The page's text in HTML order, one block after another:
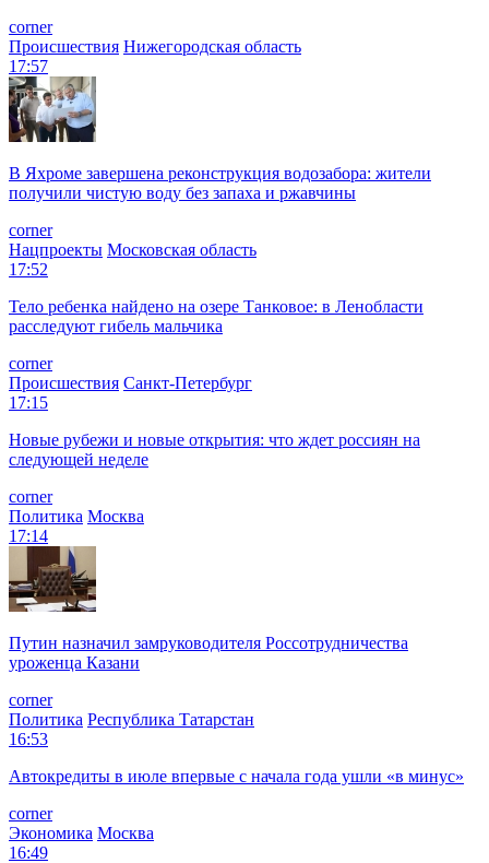
corner
Происшествия Нижегородская область
17:57
В Яхроме завершена реконструкция водозабора: жители
получили чистую воду без запаха и ржавчины
corner
Нацпроекты Московская область
17:52
Тело ребенка найдено на озере Танковое: в Ленобласти
расследуют гибель мальчика
corner
Происшествия Санкт-Петербург
17:15
Новые рубежи и новые открытия: что ждет россиян на
следующей неделе
corner
Политика Москва
17:14
Путин назначил замруководителя Россотрудничества
уроженца Казани
corner
Политика Республика Татарстан
16:53
Автокредиты в июле впервые с начала года ушли «в минус»
corner
Экономика Москва
16:49